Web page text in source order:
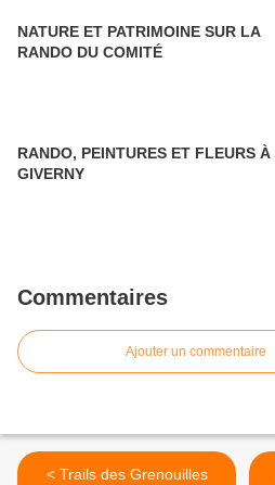
NATURE ET PATRIMOINE SUR LA
RANDO DU COMITÉ
RANDO, PEINTURES ET FLEURS À
GIVERNY
Commentaires
Ajouter un commentaire
< Trails des Grenouilles